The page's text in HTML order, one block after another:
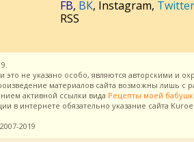
FB, ВК, Instagram, Twitter
RSS
не указано особо, являются авторскими и
материалов сайта возможны лишь с
активной ссылки вида Рецепты моей
в интернете обязательно указание сайта
2007-2019